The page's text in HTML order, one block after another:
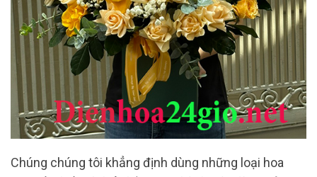
Chúng chúng tôi khẳng định dùng những loại hoa